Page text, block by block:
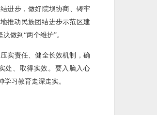
进步，做好院坝协商、铸牢
推动民族团结进步示范区建
做到“两个维护”。
实责任、健全长效机制，确
处、取得实效。要入脑入心
习教育走深走实。